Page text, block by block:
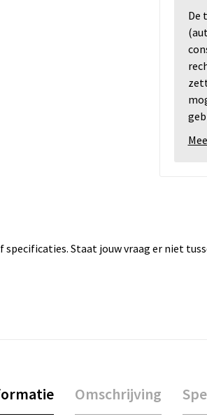
De
Staat jouw vraag er niet
Omschrijving